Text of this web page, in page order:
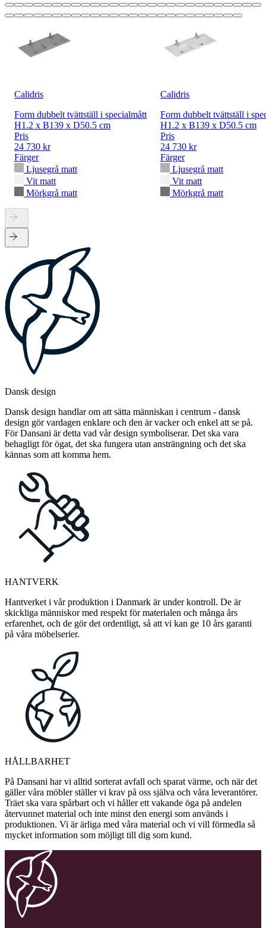
Calidris
Form dubbelt tvättställ i specialmått
H1.2 x B139 x D50.5 cm
Pris
24 730 kr
Färger
Ljusegrå matt
Vit matt
Mörkgrå matt
Calidris
Form dubbelt tvättställ i
H1.2 x B139 x D50.5 cm
Pris
24 730 kr
Färger
Ljusegrå matt
Vit matt
Mörkgrå matt
Dansk design
Dansk design handlar om att sätta människan i centrum - dansk
design gör vardagen enklare och den är vacker och enkel att se på.
För Dansani är detta vad vår design symboliserar. Det ska vara
behagligt för ögat, det ska fungera utan ansträngning och det ska
kännas som att komma hem.
HANTVERK
Hantverket i vår produktion i Danmark är under kontroll. De är
skickliga människor med respekt för materialen och många års
erfarenhet, och de gör det ordentligt, så att vi kan ge 10 års garanti
på våra möbelserier.
HÅLLBARHET
På Dansani har vi alltid sorterat avfall och sparat värme, och när det
gäller våra möbler ställer vi krav på oss själva och våra leverantörer.
Träet ska vara spårbart och vi håller ett vakande öga på andelen
återvunnet material och inte minst den energi som används i
produktionen. Vi är ärliga med våra material och vi vill förmedla så
mycket information som möjligt till dig som kund.